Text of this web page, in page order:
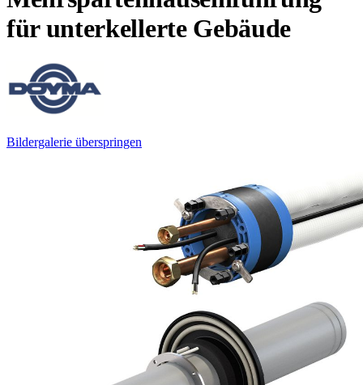
für unterkellerte Gebäude
Bildergalerie überspringen